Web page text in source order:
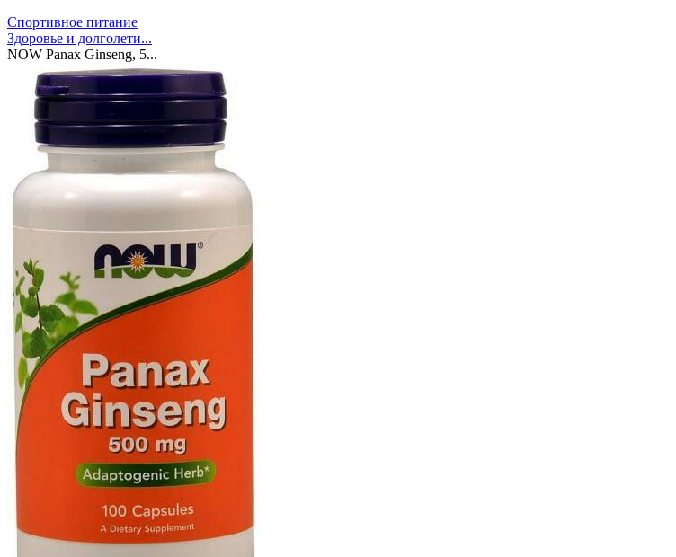
Спортивное питание
Здоровье и долголети...
NOW Panax Ginseng, 5...